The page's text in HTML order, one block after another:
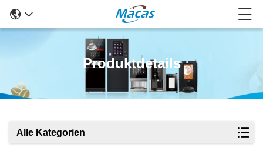
Produktdetails
Alle Kategorien